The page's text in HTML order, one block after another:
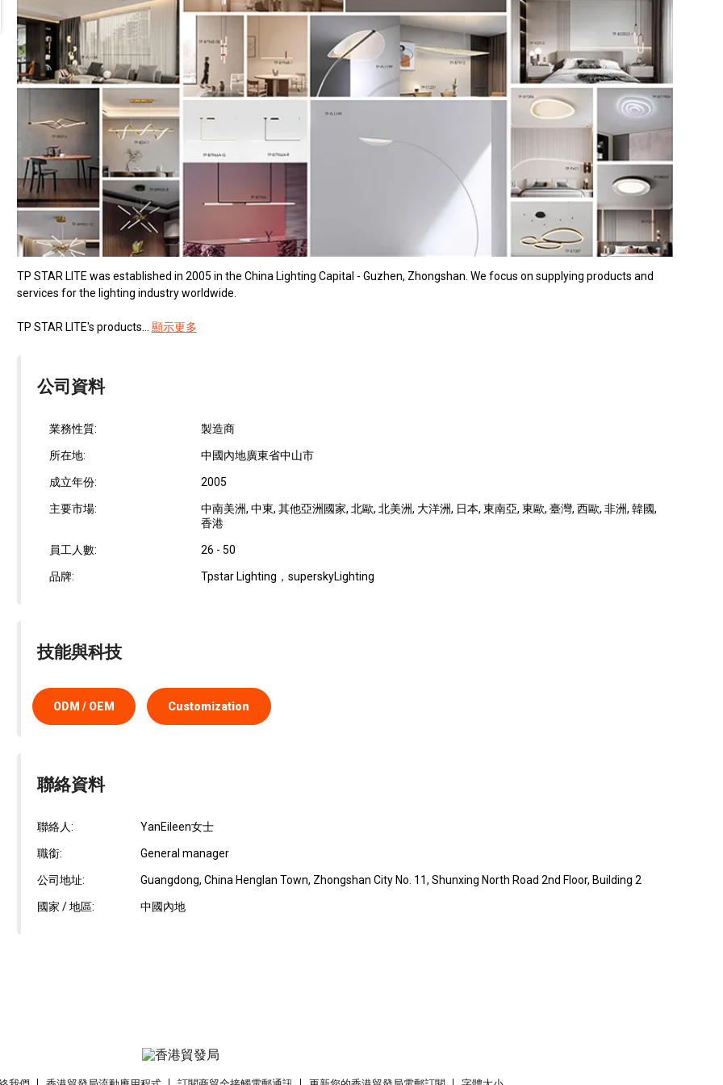
TP STAR LITE was established in 2005 in the China Lighting Capital - Guzhen, Zhongshan. We focus on supplying products and
services for the lighting industry worldwide.
TP STAR LITE's products... 顯示更多
公司資料
業務性質: 製造商
所在地: 中國內地廣東省中山市
成立年份: 2005
主要市場:
中南美洲, 中東, 其他亞洲國家, 北歐, 北美洲, 大洋洲, 日本, 東南亞, 東歐, 臺灣, 西歐, 非洲, 韓國,
香港
員工人數: 26 - 50
品牌: Tpstar Lighting，superskyLighting
技能與科技
ODM / OEM Customization
聯絡資料
聯絡人: YanEileen女士
職銜: General manager
公司地址: Guangdong, China Henglan Town, Zhongshan City No. 11, Shunxing North Road 2nd Floor, Building 2
國家 / 地區: 中國內地